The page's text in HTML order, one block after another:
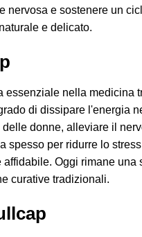
nervosa e sostenere un
e delicato.
essenziale nella
di dissipare l'energia
donne, alleviare il
spesso per ridurre lo
Oggi rimane
curative tradizionali.